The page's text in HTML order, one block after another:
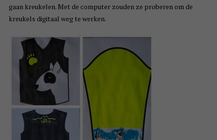
gaan kreukelen. Met de computer zouden ze proberen om de
kreukels digitaal weg te werken.